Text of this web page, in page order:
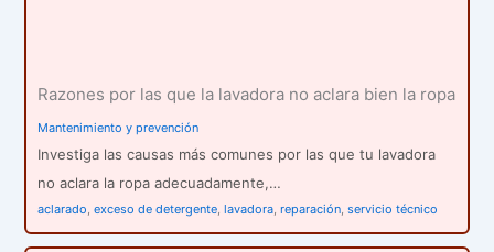
Razones por las que la lavadora no aclara bien la ropa
Mantenimiento y prevención
Investiga las causas más comunes por las que tu lavadora
no aclara la ropa adecuadamente,…
aclarado,exceso de detergente,lavadora,reparación,servicio técnico